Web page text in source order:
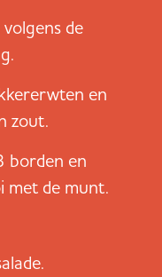
de
en
zout.
borden en
met de munt.